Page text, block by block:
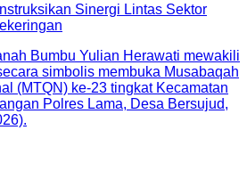
Sinergi Lintas Sektor